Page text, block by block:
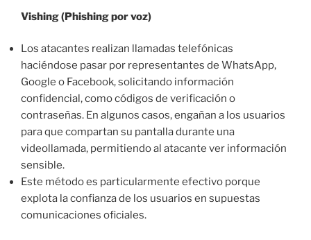
Vishing (Phishing por voz)
Los atacantes realizan llamadas telefónicas
haciéndose pasar por representantes de WhatsApp,
Google o Facebook, solicitando información
confidencial, como códigos de verificación o
contraseñas. En algunos casos, engañan a los usuarios
para que compartan su pantalla durante una
videollamada, permitiendo al atacante ver información
sensible.
Este método es particularmente efectivo porque
explota la confianza de los usuarios en supuestas
comunicaciones oficiales.